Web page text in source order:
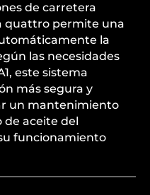
de carretera
quattro permite una
la
las necesidades
este sistema
más segura y
un mantenimiento
de aceite del
funcionamiento